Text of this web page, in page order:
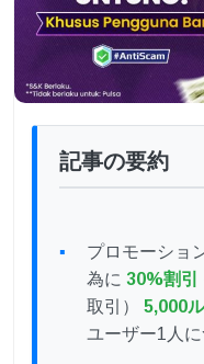
記事の要約
プロモーショ
為に 30%割引
取引） 5,000
ユーザー1人